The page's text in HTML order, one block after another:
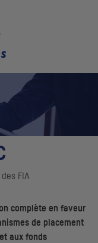
FIA
complète en faveur
de placement
et aux fonds